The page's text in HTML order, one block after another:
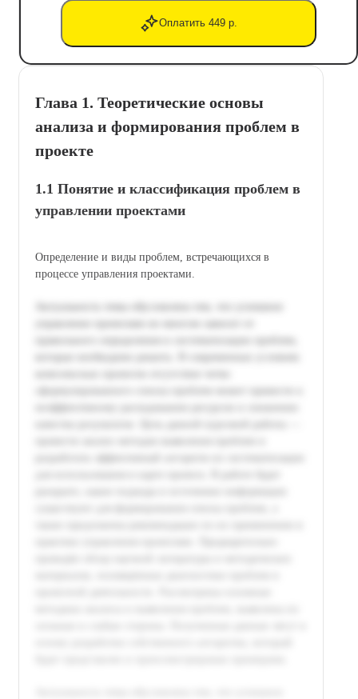
Оплатить 449 р.
Глава 1. Теоретические основы
анализа и формирования проблем в
проекте
1.1 Понятие и классификация проблем в
управлении проектами
Определение и виды проблем, встречающихся в
процессе управления проектами.